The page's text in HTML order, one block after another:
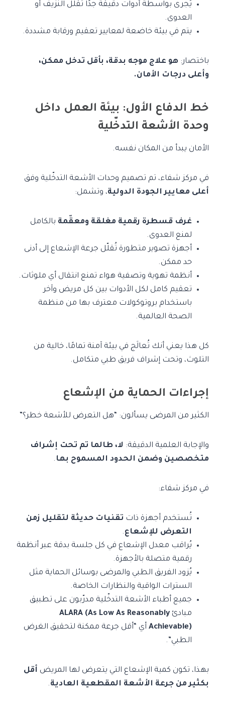
يُجرى بواسطة أدوات دقيقة جدًا تقلل النزيف أو
العدوى.
يتم في بيئة خاضعة لمعايير تعقيم ورقابة مشددة.
باختصار: هو علاج موجه بدقة، بأقل تدخل ممكن،
وأعلى درجات الأمان.
خط الدفاع الأول: بيئة العمل داخل
وحدة الأشعة التدخّلية
الأمان يبدأ من المكان نفسه.
في مركز شفاء، تم تصميم وحدات الأشعة التدخّلية وفق
أعلى معايير الجودة الدولية، وتشمل:
غرف قسطرة رقمية مغلقة ومعقّمة بالكامل
لمنع العدوى.
أجهزة تصوير متطورة تُقلّل جرعة الإشعاع إلى أدنى
حد ممكن.
أنظمة تهوية وتصفية هواء تمنع انتقال أي ملوثات.
تعقيم كامل لكل الأدوات بين كل مريض وآخر
باستخدام بروتوكولات معترف بها من منظمة
الصحة العالمية.
كل هذا يعني أنك تُعالَج في بيئة آمنة تمامًا، خالية من
التلوث، وتحت إشراف فريق طبي متكامل.
إجراءات الحماية من الإشعاع
الكثير من المرضى يسألون: “هل التعرض للأشعة خطر؟”
والإجابة العلمية الدقيقة: لا، طالما تم تحت إشراف
متخصصين وضمن الحدود المسموح بها .
في مركز شفاء:
تُستخدم أجهزة ذات تقنيات حديثة لتقليل زمن
التعرض للإشعاع.
يُراقب معدل الإشعاع في كل جلسة بدقة عبر أنظمة
رقمية متصلة بالأجهزة.
يُزود الفريق الطبي والمرضى بوسائل الحماية مثل
السترات الواقية والنظارات الخاصة.
جميع أطباء الأشعة التدخّلية مدرّبون على تطبيق
مبادئ ALARA (As Low As Reasonably
Achievable) أي “أقل جرعة ممكنة لتحقيق الغرض
الطبي”.
بهذا، تكون كمية الإشعاع التي يتعرض لها المريض أقل
بكثير من جرعة الأشعة المقطعية العادية.